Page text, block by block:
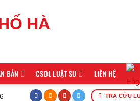
BẢN CSDL LUẬT SƯ LIÊN HỆ
chức, triển khai công tác năm 2026
TRA CỨU